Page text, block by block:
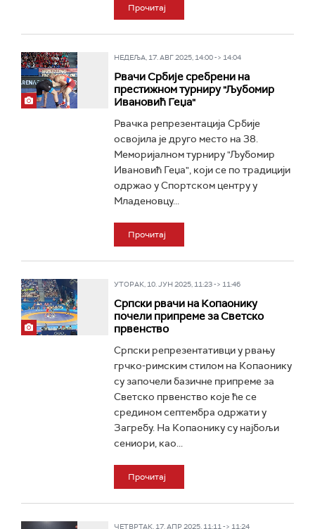
Прочитај
НЕДЕЉА, 17. АВГ 2025, 14:00 -> 14:04
Рвачи Србије сребрени на
престижном турниру "Љубомир
Ивановић Геџа"
Рвачка репрезентација Србије
освојила је друго место на 38.
Меморијалном турниру "Љубомир
Ивановић Геџа", који се по традицији
одржао у Спортском центру у
Младеновцу...
Прочитај
УТОРАК, 10. ЈУН 2025, 11:23 -> 11:46
Српски рвачи на Копаонику
почели припреме за Светско
првенство
Српски репрезентативци у рвању
грчко-римским стилом на Копаонику
су започели базичне припреме за
Светско првенство које ће се
средином септембра одржати у
Загребу. На Копаонику су најбољи
сениори, као...
Прочитај
ЧЕТВРТАК, 17. АПР 2025, 11:11 -> 11:24